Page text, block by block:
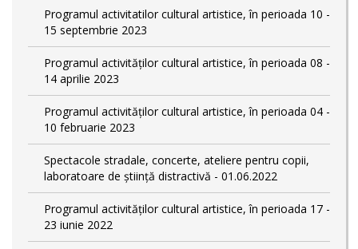
Programul activitatilor cultural artistice, în perioada 10 -
15 septembrie 2023
Programul activităților cultural artistice, în perioada 08 -
14 aprilie 2023
Programul activităților cultural artistice, în perioada 04 -
10 februarie 2023
Spectacole stradale, concerte, ateliere pentru copii,
laboratoare de știință distractivă - 01.06.2022
Programul activităților cultural artistice, în perioada 17 -
23 iunie 2022